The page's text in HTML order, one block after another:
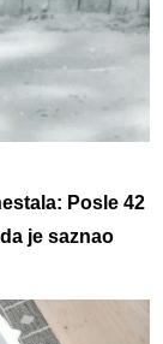
Posle 42
je saznao